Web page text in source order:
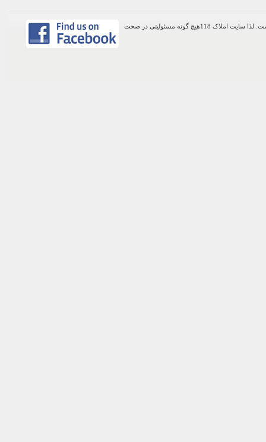
اطلاعات موجود در این وب سایت از طریق کاربران عمومی سایت ثبت شده است. لذا سایت املاک 118هیچ گونه مسئولیتی در صحت